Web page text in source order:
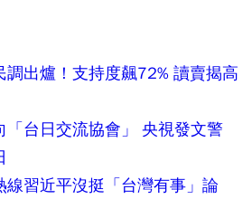
調出爐！支持度飆72% 讀賣揭高
「台日交流協會」 央視發文警
線習近平沒挺「台灣有事」論